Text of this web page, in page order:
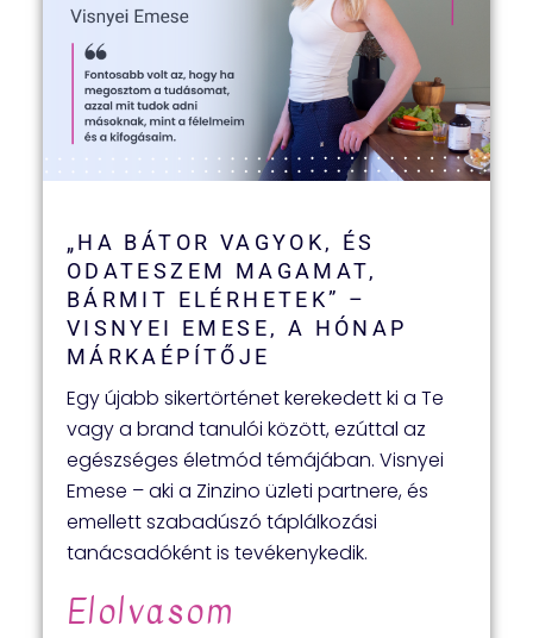
„HA BÁTOR VAGYOK, ÉS
ODATESZEM MAGAMAT,
BÁRMIT ELÉRHETEK” –
VISNYEI EMESE, A HÓNAP
MÁRKAÉPÍTŐJE
Egy újabb sikertörténet kerekedett ki a Te
vagy a brand tanulói között, ezúttal az
egészséges életmód témájában. Visnyei
Emese – aki a Zinzino üzleti partnere, és
emellett szabadúszó táplálkozási
tanácsadóként is tevékenykedik.
Elolvasom